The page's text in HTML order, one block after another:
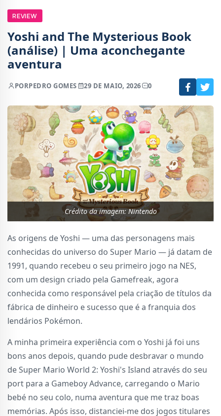
REVIEW
Yoshi and The Mysterious Book
(análise) | Uma aconchegante
aventura
PORPEDRO GOMES 29 DE MAIO, 2026 0
Crédito da imagem: Nintendo
As origens de Yoshi — uma das personagens mais
conhecidas do universo do Super Mario — já datam de
1991, quando recebeu o seu primeiro jogo na NES,
com um design criado pela Gamefreak, agora
conhecida como responsável pela criação de títulos da
fábrica de dinheiro e sucesso que é a franquia dos
lendários Pokémon.
A minha primeira experiência com o Yoshi já foi uns
bons anos depois, quando pude desbravar o mundo
de Super Mario World 2: Yoshi's Island através do seu
port para a Gameboy Advance, carregando o Mario
bebé no seu colo, numa aventura que me traz boas
memórias. Após isso, distanciei-me dos jogos titulares